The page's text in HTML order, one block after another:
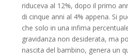
riduceva al 12%, dopo il primo
di cinque anni al 4% appena. Si
che solo in una infima
gravidanza non desiderata, ma
nascita del bambino, genera un